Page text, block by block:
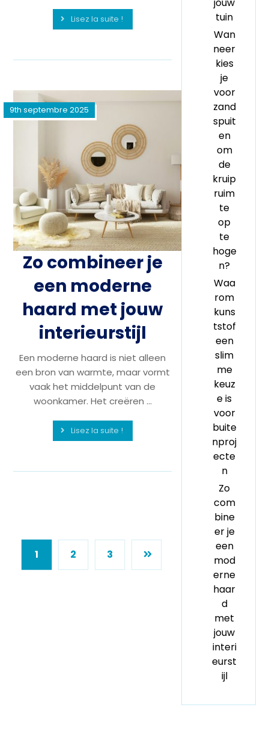
Lisez la suite !
Zo combineer je
een moderne
haard met jouw
interieurstijl
9th septembre 2025
Een moderne haard is niet alleen
een bron van warmte, maar vormt
vaak het middelpunt van de
woonkamer. Het creëren ...
Lisez la suite !
1 2 3
tuin
Wan
neer
kies
je
voor
zand
spuit
en
om
de
kruip
ruim
te
op
te
hoge
n?
Waa
rom
kuns
tstof
een
slim
me
keuz
e is
voor
buite
nproj
ecte
n
Zo
com
bine
er je
een
mod
erne
haar
d
met
jouw
interi
eurst
ijl